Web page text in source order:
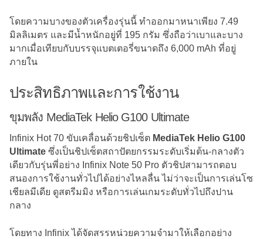
โดยความบางของตัวเครื่องรุ่นนี้ ทำออกมาหนาเพียง 7.49
มิลลิเมตร และมีน้ำหนักอยู่ที่ 195 กรัม ซึ่งถือว่าเบาและบาง
มากเมื่อเทียบกับบรรจุแบตเตอรี่ขนาดถึง 6,000 mAh ที่อยู่
ภายใน
ประสิทธิภาพและการใช้งาน
ขุมพลัง MediaTek Helio G100 Ultimate
Infinix Hot 70 ขับเคลื่อนด้วยชิปเซ็ต MediaTek Helio G100
Ultimate ซึ่งเป็นชิปเซ็ตสถาปัตยกรรมระดับเริ่มต้น-กลางตัว
เดียวกับรุ่นพี่อย่าง Infinix Note 50 Pro ตัวชิปสามารถตอบ
สนองการใช้งานทั่วไปได้อย่างไหลลื่น ไม่ว่าจะเป็นการเล่นโซ
เชียลมีเดีย ดูสตรีมมิง หรือการเล่นเกมระดับทั่วไปถึงปาน
กลาง
โดยทาง Infinix ได้จัดสรรหน่วยความจำมาให้เลือกอย่าง